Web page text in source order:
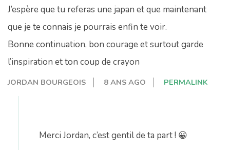
J’espère que tu referas une japan et que maintenant
que je te connais je pourrais enfin te voir.
Bonne continuation, bon courage et surtout garde
l’inspiration et ton coup de crayon
JORDAN BOURGEOIS 8 ANS AGO PERMALINK
Merci Jordan, c’est gentil de ta part ! 😀